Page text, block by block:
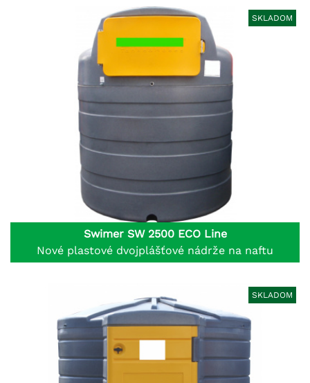
SKLADOM
Swimer SW 2500 ECO Line
Nové plastové dvojplášťové nádrže na naftu
SKLADOM